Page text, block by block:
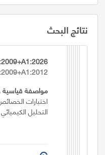
نتائج البحث
مواصفة قياسية
التحليل الكيميائي